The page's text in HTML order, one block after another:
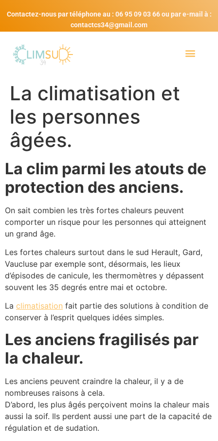
Contactez-nous par téléphone au : 06 95 09 03 66 ou par e-mail à :
contactcs34@gmail.com
La climatisation et
les personnes
âgées.
La clim parmi les atouts de
protection des anciens.
On sait combien les très fortes chaleurs peuvent
comporter un risque pour les personnes qui atteignent
un grand âge.
Les fortes chaleurs surtout dans le sud Herault, Gard,
Vaucluse par exemple sont, désormais, les lieux
d’épisodes de canicule, les thermomètres y dépassent
souvent les 35 degrés entre mai et octobre.
La climatisation fait partie des solutions à condition de
conserver à l’esprit quelques idées simples.
Les anciens fragilisés par
la chaleur.
Les anciens peuvent craindre la chaleur, il y a de
nombreuses raisons à cela.
D’abord, les plus âgés perçoivent moins la chaleur mais
aussi la soif. Ils perdent aussi une part de la capacité de
régulation et de sudation.